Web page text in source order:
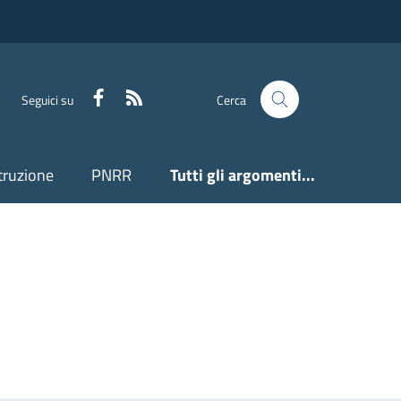
Seguici su Facebook Cerca
PNRR Tutti gli argomenti...